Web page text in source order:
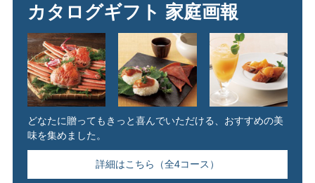
カタログギフト 家庭画報
どなたに贈ってもきっと喜んでいただける、おすすめの美
味を集めました。
詳細はこちら（全4コース）